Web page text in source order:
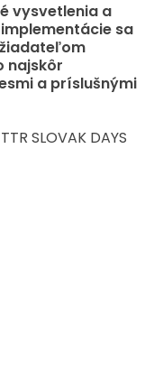
vysvetlenia a
sa
najskôr
a príslušnými
SLOVAK DAYS